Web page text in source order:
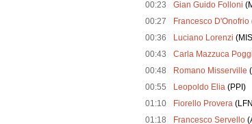
00:23 Gian Guido Folloni
00:27 Francesco D'Onofrio
00:36 Luciano Lorenzi
00:43 Carla Mazzuca
00:48 Romano Misserville
00:55 Leopoldo Elia (PPI)
01:10 Fiorello Provera
01:18 Francesco Servello